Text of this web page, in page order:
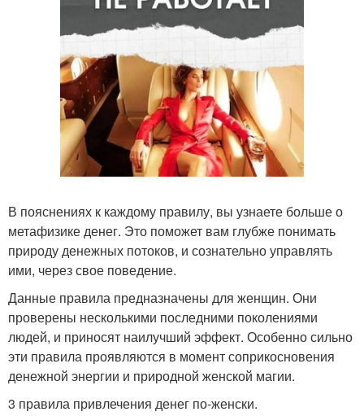
В пояснениях к каждому правилу, вы узнаете больше о
метафизике денег. Это поможет вам глубже понимать
природу денежных потоков, и сознательно управлять
ими, через свое поведение.
Данные правила предназначены для женщин. Они
проверены несколькими последними поколениями
людей, и приносят наилучший эффект. Особенно сильно
эти правила проявляются в момент соприкосновения
денежной энергии и природной женской магии.
3 правила привлечения денег по-женски.